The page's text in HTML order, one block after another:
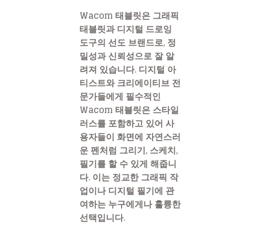
Wacom 태블릿은 그래픽
태블릿과 디지털 드로잉
도구의 선도 브랜드로, 정
밀성과 신뢰성으로 잘 알
려져 있습니다. 디지털 아
티스트와 크리에이티브 전
문가들에게 필수적인
Wacom 태블릿은 스타일
러스를 포함하고 있어 사
용자들이 화면에 자연스러
운 펜처럼 그리기, 스케치,
필기를 할 수 있게 해줍니
다. 이는 정교한 그래픽 작
업이나 디지털 필기에 관
여하는 누구에게나 훌륭한
선택입니다.